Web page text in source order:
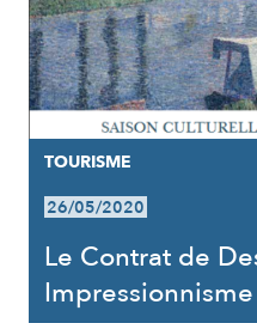
TOURISME
26/05/2020
Le Contrat de
Impressionnisme